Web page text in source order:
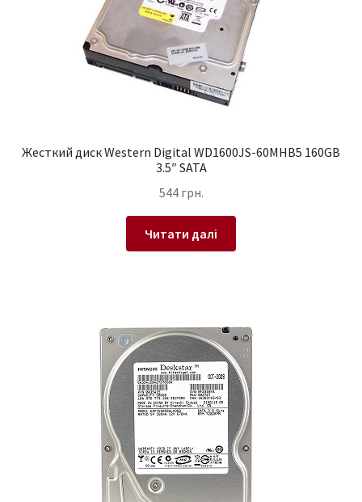
Жесткий диск Western Digital WD1600JS-60MHB5 160GB
3.5″ SATA
544 грн.
Читати далі